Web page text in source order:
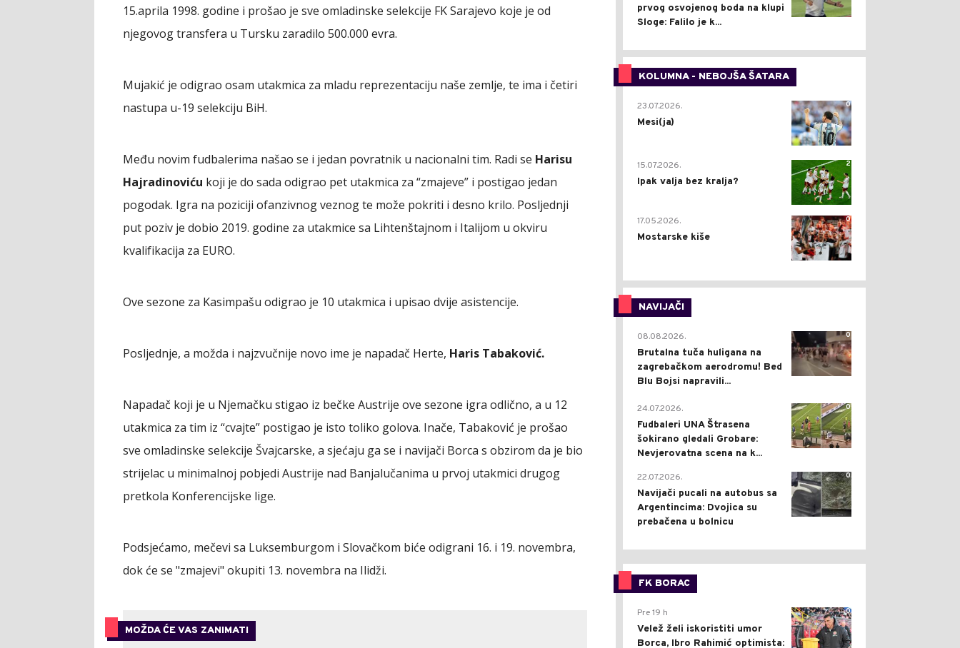
15.aprila 1998. godine i prošao je sve omladinske selekcije FK Sarajevo koje je od
njegovog transfera u Tursku zaradilo 500.000 evra.
Mujakić je odigrao osam utakmica za mladu reprezentaciju naše zemlje, te ima i četiri
nastupa u-19 selekciju BiH.
Među novim fudbalerima našao se i jedan povratnik u nacionalni tim. Radi se Harisu
Hajradinoviću koji je do sada odigrao pet utakmica za “zmajeve” i postigao jedan
pogodak. Igra na poziciji ofanzivnog veznog te može pokriti i desno krilo. Posljednji
put poziv je dobio 2019. godine za utakmice sa Lihtenštajnom i Italijom u okviru
kvalifikacija za EURO.
Ove sezone za Kasimpašu odigrao je 10 utakmica i upisao dvije asistencije.
Posljednje, a možda i najzvučnije novo ime je napadač Herte, Haris Tabaković.
Napadač koji je u Njemačku stigao iz bečke Austrije ove sezone igra odlično, a u 12
utakmica za tim iz “cvajte” postigao je isto toliko golova. Inače, Tabaković je prošao
sve omladinske selekcije Švajcarske, a sjećaju ga se i navijači Borca s obzirom da je bio
strijelac u minimalnoj pobjedi Austrije nad Banjalučanima u prvoj utakmici drugog
pretkola Konferencijske lige.
Podsjećamo, mečevi sa Luksemburgom i Slovačkom biće odigrani 16. i 19. novembra,
dok će se "zmajevi" okupiti 13. novembra na Ilidži.
MOŽDA ĆE VAS ZANIMATI
prvog osvojenog boda na klupi
Sloge: Falilo je k...
KOLUMNA - NEBOJŠA ŠATARA
0
23.07.2026.
Mesi(ja)
2
15.07.2026.
Ipak valja bez kralja?
0
17.05.2026.
Mostarske kiše
NAVIJAČI
0
08.08.2026.
Brutalna tuča huligana na
zagrebačkom aerodromu! Bed
Blu Bojsi napravili...
0
24.07.2026.
Fudbaleri UNA Štrasena
šokirano gledali Grobare:
Nevjerovatna scena na k...
0
22.07.2026.
Navijači pucali na autobus sa
Argentincima: Dvojica su
prebačena u bolnicu
FK BORAC
0
Pre 19 h
Velež želi iskoristiti umor
Borca, Ibro Rahimić optimista: